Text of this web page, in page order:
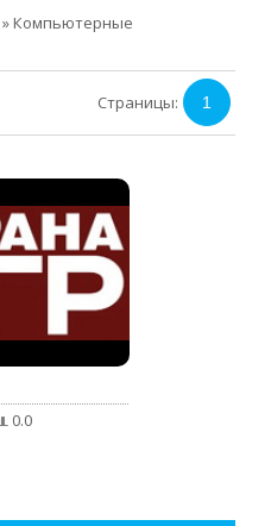
» Компьютерные
Страницы: 1
0.0